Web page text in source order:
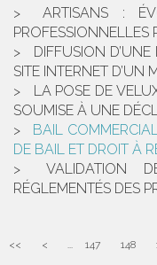
ARTISANS :
PROFESSIONNELLES
DIFFUSION
SITE INTERNET D’UN
LA POSE DE
SOUMISE À UNE
BAIL
DE BAIL ET DROIT À
VALIDATION
RÉGLEMENTÉS DES
<< < ... 147 148